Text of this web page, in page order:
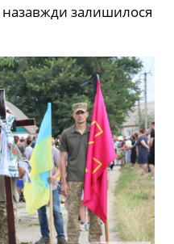
залишилося